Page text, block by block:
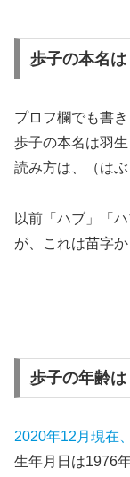
歩子の本名は
プロフ欄でも書き
歩子の本名は羽
読み方は、（はぶ
以前「ハブ」「
が、これは苗字
歩子の年齢は
2020年12月現在
生年月日は1976